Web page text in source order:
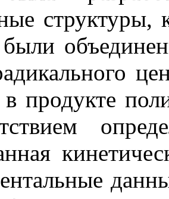
структуры,
продукте